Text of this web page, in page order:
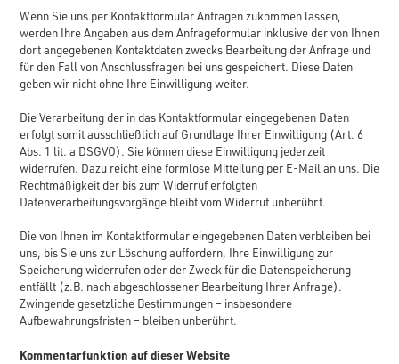
Wenn Sie uns per Kontaktformular Anfragen zukommen lassen,
werden Ihre Angaben aus dem Anfrageformular inklusive der von Ihnen
dort angegebenen Kontaktdaten zwecks Bearbeitung der Anfrage und
für den Fall von Anschlussfragen bei uns gespeichert. Diese Daten
geben wir nicht ohne Ihre Einwilligung weiter.
Die Verarbeitung der in das Kontaktformular eingegebenen Daten
erfolgt somit ausschließlich auf Grundlage Ihrer Einwilligung (Art. 6
Abs. 1 lit. a DSGVO). Sie können diese Einwilligung jederzeit
widerrufen. Dazu reicht eine formlose Mitteilung per E-Mail an uns. Die
Rechtmäßigkeit der bis zum Widerruf erfolgten
Datenverarbeitungsvorgänge bleibt vom Widerruf unberührt.
Die von Ihnen im Kontaktformular eingegebenen Daten verbleiben bei
uns, bis Sie uns zur Löschung auffordern, Ihre Einwilligung zur
Speicherung widerrufen oder der Zweck für die Datenspeicherung
entfällt (z.B. nach abgeschlossener Bearbeitung Ihrer Anfrage).
Zwingende gesetzliche Bestimmungen – insbesondere
Aufbewahrungsfristen – bleiben unberührt.
Kommentarfunktion auf dieser Website